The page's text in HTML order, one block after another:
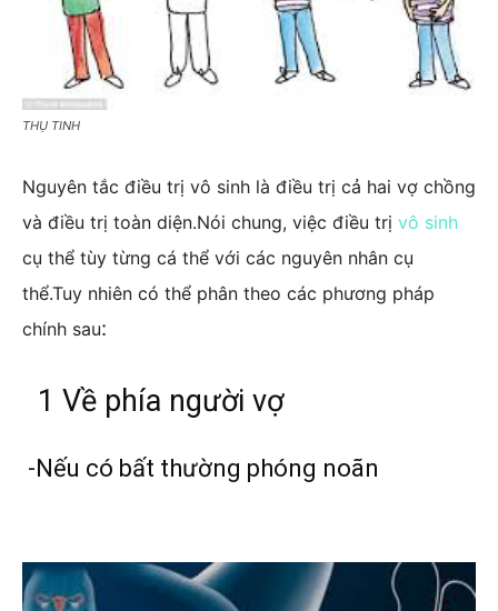
THỤ TINH
Nguyên tắc điều trị vô sinh là điều trị cả hai vợ chồng
và điều trị toàn diện.Nói chung, việc điều trị vô sinh
cụ thể tùy từng cá thể với các nguyên nhân cụ
thể.Tuy nhiên có thể phân theo các phương pháp
chính sau:
1 Về phía người vợ
-Nếu có bất thường phóng noãn